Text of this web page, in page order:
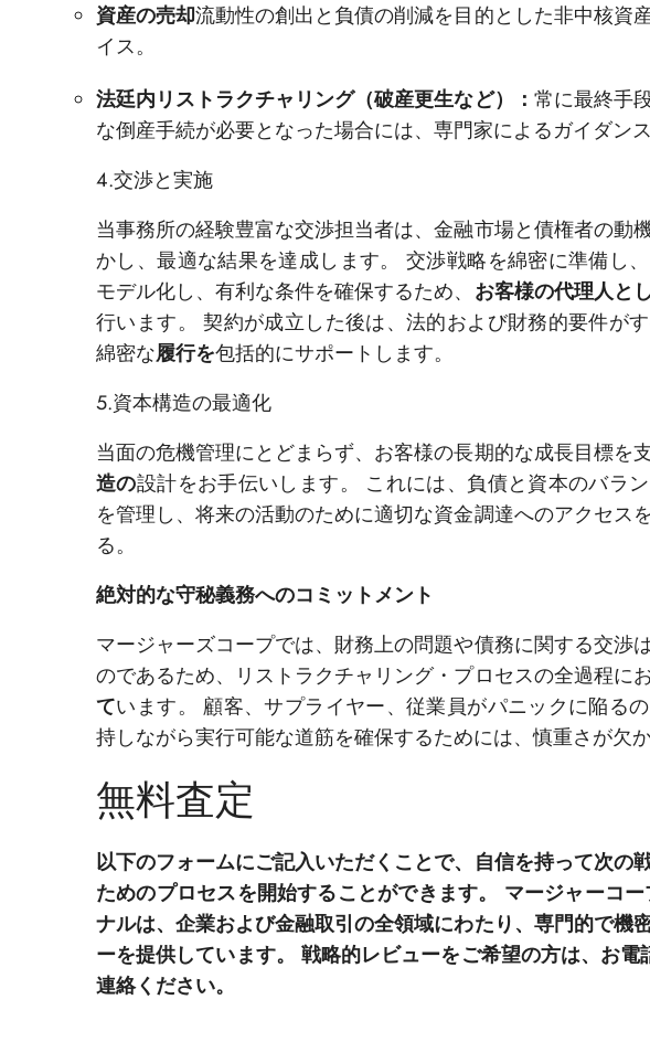
資産の売却流動性の創出と負債の削減を目的とした非中核資
イス。
法廷内リストラクチャリング（破産更生など）： 常に最終手
な倒産手続が必要となった場合には、専門家によるガイダンス
4.交渉と実施
当事務所の経験豊富な交渉担当者は、金融市場と債権者の動
かし、最適な結果を達成します。 交渉戦略を綿密に準備し
モデル化し、有利な条件を確保するため、 お客様の代理人と
行います。 契約が成立した後は、法的および財務的要件がす
綿密な履行を包括的にサポートします。
5.資本構造の最適化
当面の危機管理にとどまらず、お客様の長期的な成長目標を
造の設計をお手伝いします。 これには、負債と資本のバラ
を管理し、将来の活動のために適切な資金調達へのアクセス
る。
絶対的な守秘義務へのコミットメント
マージャーズコープでは、財務上の問題や債務に関する交渉
のであるため、リストラクチャリング・プロセスの全過程に
ています。 顧客、サプライヤー、従業員がパニックに陥る
持しながら実行可能な道筋を確保するためには、慎重さが欠か
無料査定
以下のフォームにご記入いただくことで、自信を持って次の
ためのプロセスを開始することができます。 マージャーコ
ナルは、企業および金融取引の全領域にわたり、専門的で機
ーを提供しています。 戦略的レビューをご希望の方は、お電
連絡ください。